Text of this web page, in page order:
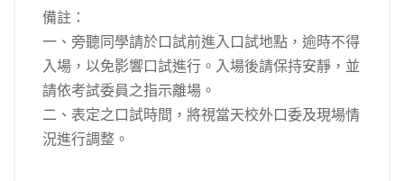
備註：
一、旁聽同學請於口試前進入口試地點，逾時不得
入場，以免影響口試進行。入場後請保持安靜，並
請依考試委員之指示離場。
二、表定之口試時間，將視當天校外口委及現場情
況進行調整。